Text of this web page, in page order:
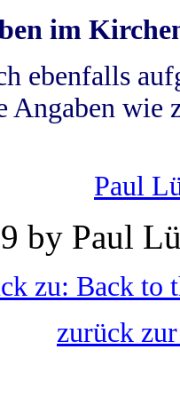
im
ebenfalls
Angaben wie
Paul
by Paul
zu: Back to
zurück